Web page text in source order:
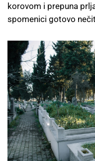
korovom i prepuna
spomenici gotovo